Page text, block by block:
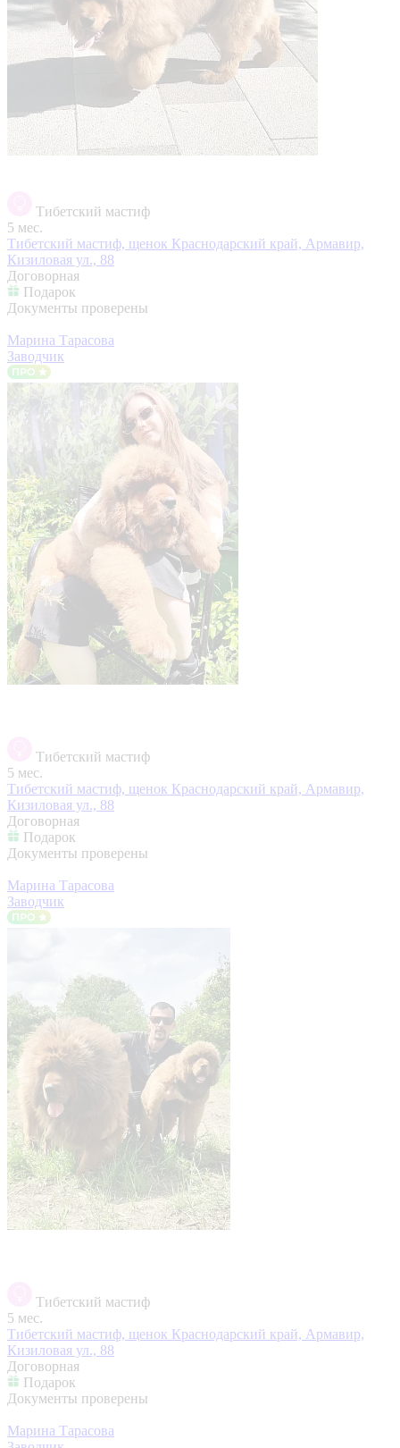
Тибетский мастиф
5 мес.
Тибетский мастиф, щенок Краснодарский край, Армавир,
Кизиловая ул., 88
Договорная
Подарок
Документы проверены
Марина Тарасова
Заводчик
Тибетский мастиф
5 мес.
Тибетский мастиф, щенок Краснодарский край, Армавир,
Кизиловая ул., 88
Договорная
Подарок
Документы проверены
Марина Тарасова
Заводчик
Тибетский мастиф
5 мес.
Тибетский мастиф, щенок Краснодарский край, Армавир,
Кизиловая ул., 88
Договорная
Подарок
Документы проверены
Марина Тарасова